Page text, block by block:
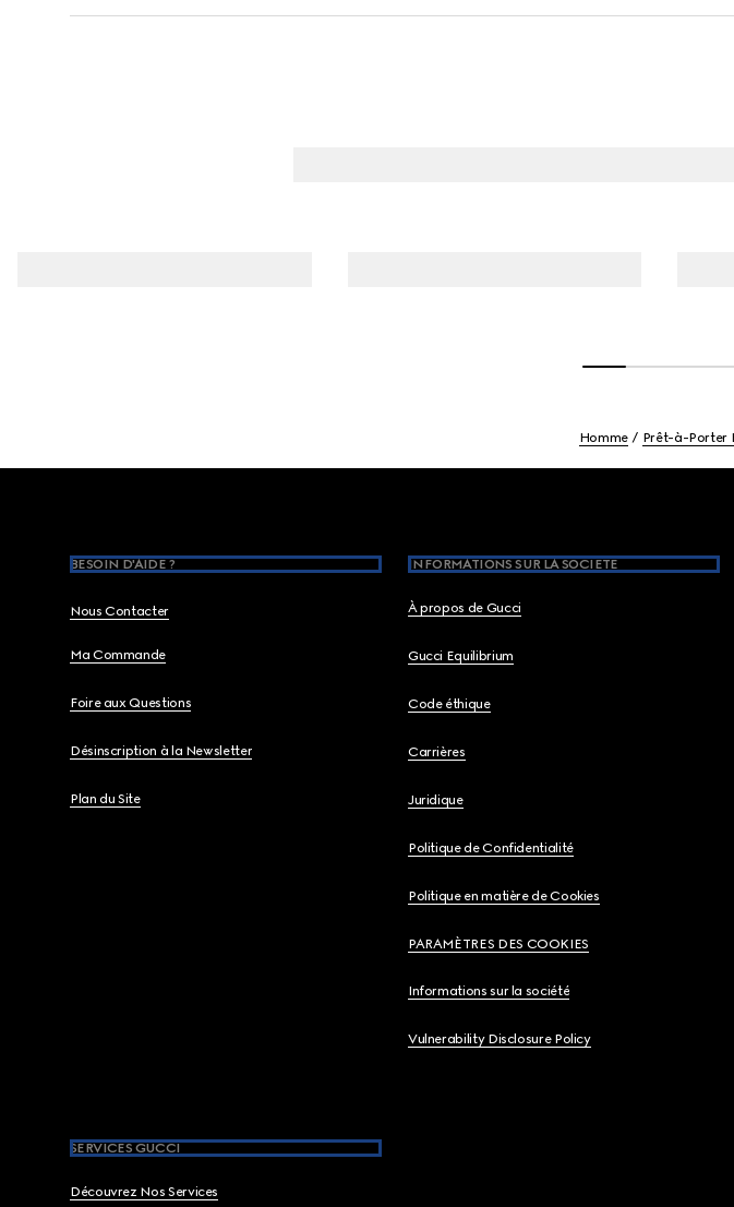
Homme Prêt-à-Porter
BESOIN D'AIDE ?
Nous Contacter
Ma Commande
Foire aux Questions
Désinscription à la Newsletter
Plan du Site
INFORMATIONS SUR LA SOCIETE
À propos de Gucci
Gucci Equilibrium
Code éthique
Carrières
Juridique
Politique de Confidentialité
Politique en matière de Cookies
PARAMÈTRES DES COOKIES
Informations sur la société
Vulnerability Disclosure Policy
SERVICES GUCCI
Découvrez Nos Services